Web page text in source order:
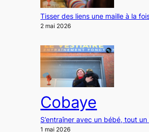
Tisser des liens une maille à la
2 mai 2026
Cobaye
S’entraîner avec un bébé, tout
1 mai 2026